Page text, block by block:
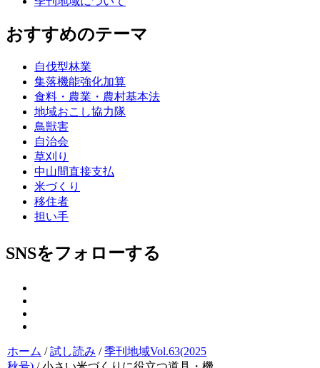
おすすめのテーマ
自伐型林業
集落機能強化加算
食料・農業・農村基本法
地域おこし協力隊
鳥獣害
自治会
草刈り
中山間直接支払
米づくり
移住者
担い手
SNSをフォローする
ホーム / 試し読み / 季刊地域Vol.63(2025